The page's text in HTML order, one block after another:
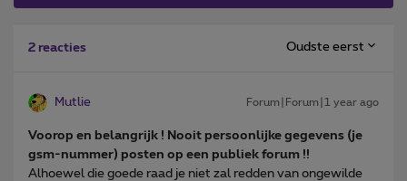
2 reacties Oudste eerst
Mutlie Forum|Forum|1 year ago
Voorop en belangrijk ! Nooit persoonlijke gegevens (je
gsm-nummer) posten op een publiek forum !!
Alhoewel die goede raad je niet zal redden van ongewilde